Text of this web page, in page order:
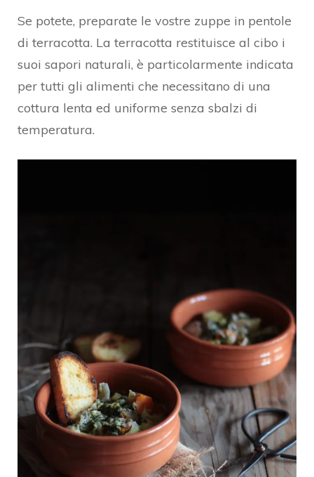
Se potete, preparate le vostre zuppe in pentole
di terracotta. La terracotta restituisce al cibo i
suoi sapori naturali, è particolarmente indicata
per tutti gli alimenti che necessitano di una
cottura lenta ed uniforme senza sbalzi di
temperatura.